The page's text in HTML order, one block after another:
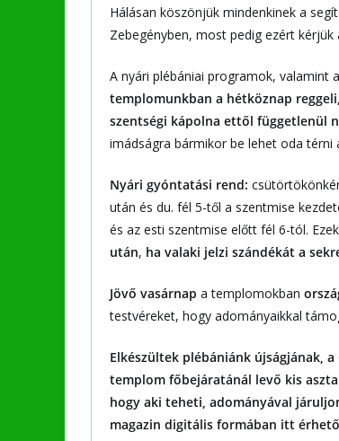
Hálásan köszönjük mindenkinek a
Zebegényben, most pedig ezért
A nyári plébániai programok, valamint
templomunkban a hétköznap
szentségi kápolna ettől függetlenül
imádságra bármikor be lehet oda
Nyári gyóntatási rend:
után és du. fél 5-től a szentmise
és az esti szentmise előtt fél 6-tól.
után, ha valaki jelzi szándékát a
Jövő vasárnap a templomokban
testvéreket, hogy adományaikkal
Elkészültek plébániánk újságjának,
templom főbejáratánál levő kis
hogy aki teheti, adományával
magazin digitális formában itt